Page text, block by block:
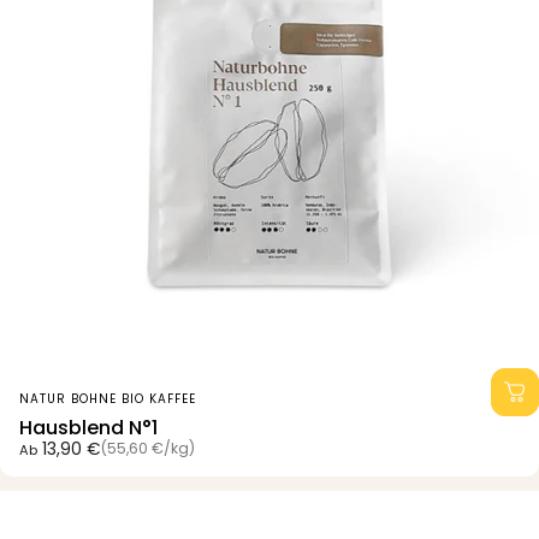
Anbieter:
NATUR BOHNE BIO KAFFEE
Hausblend N°1
Ab 13,90 €
Grundpreis(55,60 €/
pro kg)